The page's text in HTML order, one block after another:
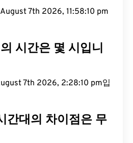
7th 2026, 11:58:11 pm
시간은 몇 시입니
7th 2026, 2:28:11 pm입
간대의 차이점은 무